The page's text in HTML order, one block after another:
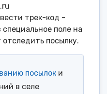
трек-код -
поле на
посылку.
посылок и
в селе